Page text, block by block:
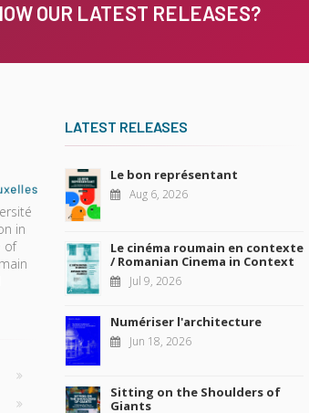
OUR LATEST RELEASES?
in
of
LATEST RELEASES
Le bon représentant
Aug 6, 2026
Le cinéma roumain en contexte
/ Romanian Cinema in Context
Jul 9, 2026
Numériser l'architecture
Jun 18, 2026
Sitting on the Shoulders of
Giants